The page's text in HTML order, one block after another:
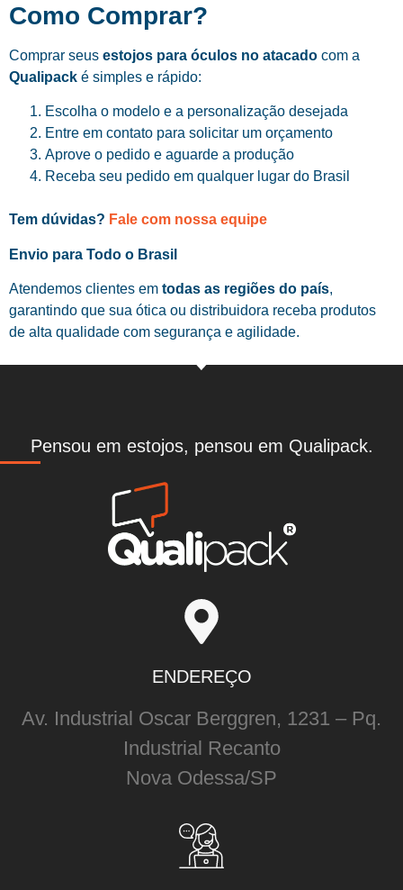
Como Comprar?
Comprar seus estojos para óculos no atacado com a
Qualipack é simples e rápido:
Escolha o modelo e a personalização desejada
Entre em contato para solicitar um orçamento
Aprove o pedido e aguarde a produção
Receba seu pedido em qualquer lugar do Brasil
Tem dúvidas? Fale com nossa equipe
Envio para Todo o Brasil
Atendemos clientes em todas as regiões do país,
garantindo que sua ótica ou distribuidora receba produtos
de alta qualidade com segurança e agilidade.
Pensou em estojos, pensou em Qualipack.
ENDEREÇO
Av. Industrial Oscar Berggren, 1231 – Pq.
Industrial Recanto
Nova Odessa/SP